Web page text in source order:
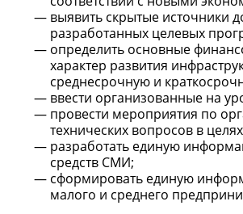
выявить скрытые источники
разработанных целевых
определить основные
характер развития
среднесрочную и
ввести организованные на
провести мероприятия по
технических вопросов в
разработать единую
средств СМИ;
сформировать единую
малого и среднего